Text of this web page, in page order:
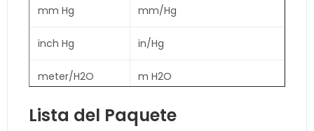
mm Hg mm/Hg
inch Hg in/Hg
meter/H2O m H2O
inch H2O inch H2O
Lista del Paquete